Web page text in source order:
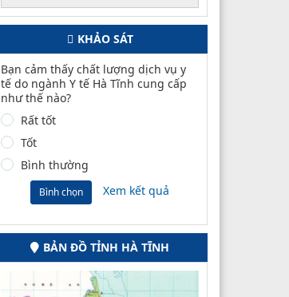
KHẢO SÁT
Bạn cảm thấy chất lượng dịch vụ y
tế do ngành Y tế Hà Tĩnh cung cấp
như thế nào?
Rất tốt
Tốt
Bình thường
Bình chọn Xem kết quả
BẢN ĐỒ TỈNH HÀ TĨNH